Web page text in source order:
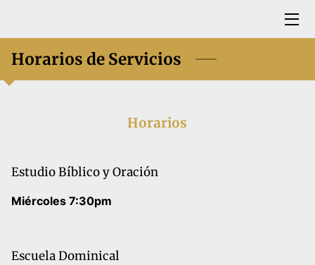
BIENVENIDOS
UBICACIÓN Y HORARIO DE SERVICIOS
Horarios de Servicios
Horarios
Estudio Bíblico y Oración
Miércoles 7:30pm
Escuela Dominical